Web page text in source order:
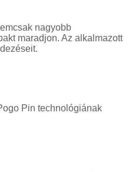
nagyobb
maradjon. Az alkalmazott
Pin technológiának